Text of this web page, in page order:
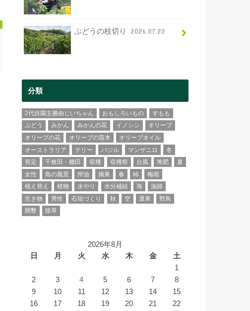
ぶどうの枝切り 2026.07.22
分類
2代目園主勝由じいちゃん おもしろいもの
すもも
ぶどう
みかん みかんの花 イノシシ
オリーブ
オリーブの花
オリーブの苗木
オリーブオイル
オーストラリア
テリー バジル マンザニロ
冬
剪定
千枚田・棚田 収穫 収穫祭 台風 堆肥
夏
女性
島の風景 搾油 摘果 春 柿
梅雨
植え替え
植物 水やり 水分補給 海
漁師
生き物
男性 石垣づくり 秋 空 選果
野鳥
開墾
除草
2026年8月
日
月 火 水 木 金 土
1
2
3 4 5 6 7
8
9
10 11 12 13 14
15
16
17 18 19 20 21
22